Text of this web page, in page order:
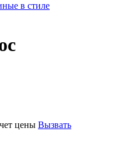
в стиле
цены Вызвать